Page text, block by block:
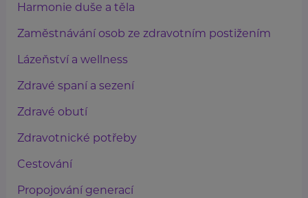
Harmonie duše a těla
Zaměstnávání osob ze zdravotním postižením
Lázeňství a wellness
Zdravé spaní a sezení
Zdravé obutí
Zdravotnické potřeby
Cestování
Propojování generací